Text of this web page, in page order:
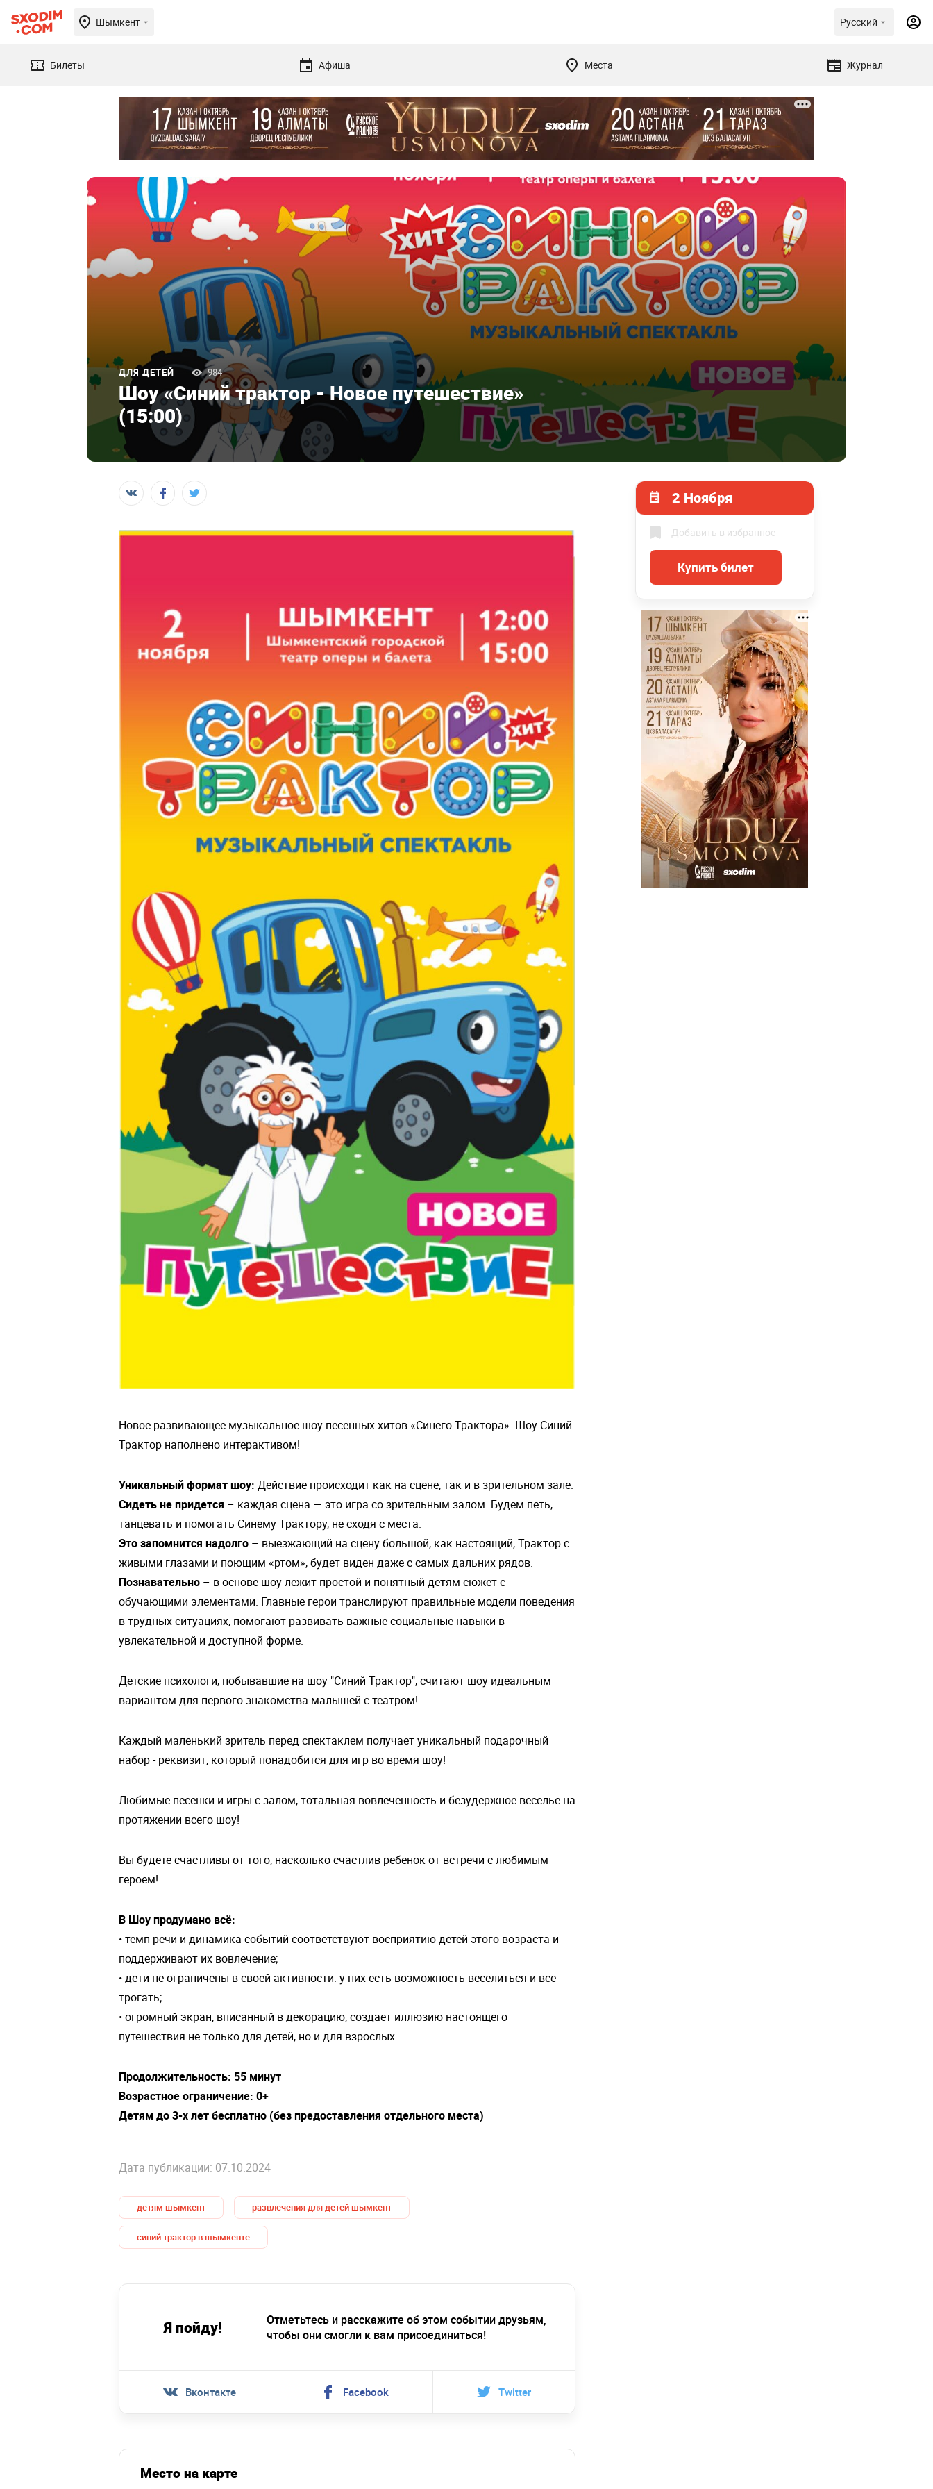
Шымкент Русский
Билеты Афиша Места Журнал
ДЛЯ ДЕТЕЙ 984
Шоу «Синий трактор - Новое путешествие»
(15:00)
2 Ноября
Добавить в избранное
Купить билет
Новое развивающее музыкальное шоу песенных хитов «Синего Трактора». Шоу Синий
Трактор наполнено интерактивом!
Уникальный формат шоу: Действие происходит как на сцене, так и в зрительном зале.
Сидеть не придется – каждая сцена — это игра со зрительным залом. Будем петь,
танцевать и помогать Синему Трактору, не сходя с места.
Это запомнится надолго – выезжающий на сцену большой, как настоящий, Трактор с
живыми глазами и поющим «ртом», будет виден даже с самых дальних рядов.
Познавательно – в основе шоу лежит простой и понятный детям сюжет с
обучающими элементами. Главные герои транслируют правильные модели поведения
в трудных ситуациях, помогают развивать важные социальные навыки в
увлекательной и доступной форме.
Детские психологи, побывавшие на шоу "Синий Трактор", считают шоу идеальным
вариантом для первого знакомства малышей с театром!
Каждый маленький зритель перед спектаклем получает уникальный подарочный
набор - реквизит, который понадобится для игр во время шоу!
Любимые песенки и игры с залом, тотальная вовлеченность и безудержное веселье на
протяжении всего шоу!
Вы будете счастливы от того, насколько счастлив ребенок от встречи с любимым
героем!
В Шоу продумано всё:
• темп речи и динамика событий соответствуют восприятию детей этого возраста и
поддерживают их вовлечение;
• дети не ограничены в своей активности: у них есть возможность веселиться и всё
трогать;
• огромный экран, вписанный в декорацию, создаёт иллюзию настоящего
путешествия не только для детей, но и для взрослых.
Продолжительность: 55 минут
Возрастное ограничение: 0+
Детям до 3-х лет бесплатно (без предоставления отдельного места)
Дата публикации: 07.10.2024
детям шымкент развлечения для детей шымкент
синий трактор в шымкенте
Я пойду!
Отметьтесь и расскажите об этом событии друзьям,
чтобы они смогли к вам присоединиться!
Вконтакте Facebook Twitter
Место на карте